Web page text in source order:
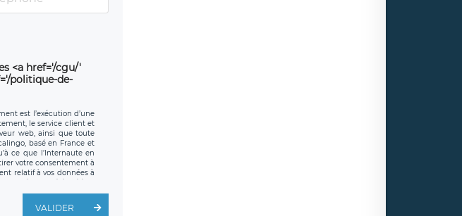
<a href='/cgu/'
politique-de-
est l’exécution d’une
le service client et
web, ainsi que toute
basé en France et
ce que l’Internaute en
votre consentement à
relatif à vos données à
auprès du délégué à la
mail suivante :
une réclamation
VALIDER